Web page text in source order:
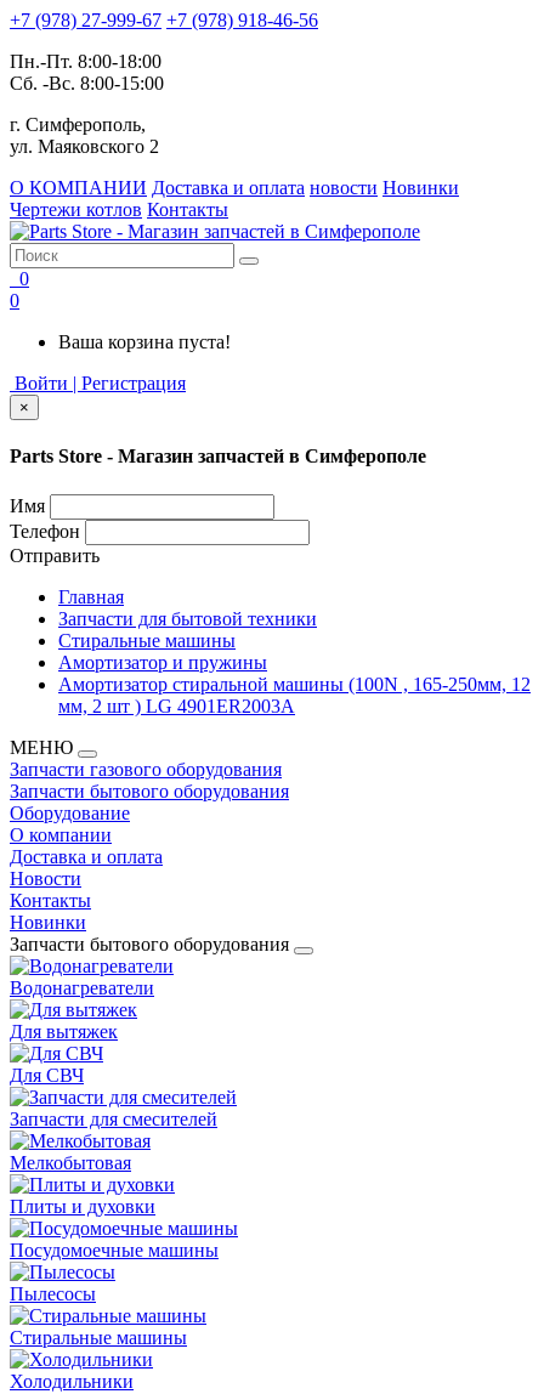
+7 (978) 27-999-67 +7 (978) 918-46-56
Пн.-Пт. 8:00-18:00
Сб. -Вс. 8:00-15:00
г. Симферополь,
ул. Маяковского 2
О КОМПАНИИ Доставка и оплата новости Новинки
Чертежи котлов Контакты
0
0
Ваша корзина пуста!
Войти | Регистрация
×
Parts Store - Магазин запчастей в Симферополе
Имя
Телефон
Отправить
Главная
Запчасти для бытовой техники
Стиральные машины
Амортизатор и пружины
Амортизатор стиральной машины (100N , 165-250мм, 12
мм, 2 шт ) LG 4901ER2003A
МЕНЮ
Запчасти газового оборудования
Запчасти бытового оборудования
Оборудование
О компании
Доставка и оплата
Новости
Контакты
Новинки
Запчасти бытового оборудования
Водонагреватели
Для вытяжек
Для СВЧ
Запчасти для смесителей
Мелкобытовая
Плиты и духовки
Посудомоечные машины
Пылесосы
Стиральные машины
Холодильники